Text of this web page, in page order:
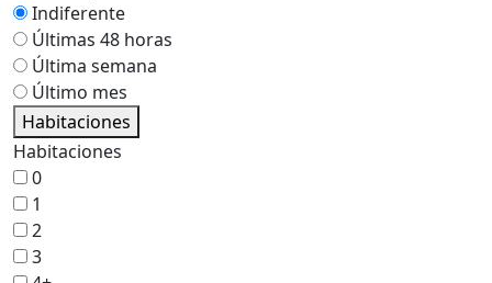
Indiferente
Últimas 48 horas
Última semana
Último mes
Habitaciones
Habitaciones
0
1
2
3